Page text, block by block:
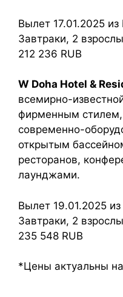
Вылет 17.01.2025
Завтраки, 2
212 236 RUB
W Doha Hotel &
всемирно-
фирменным
современно-
открытым
ресторанов,
лаунджами.
Вылет 19.01.2025
Завтраки, 2
235 548 RUB
*Цены актуальны